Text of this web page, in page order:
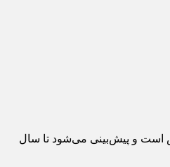
مداوم در حال افزایش است و پیش‌بینی می‌شود تا سال